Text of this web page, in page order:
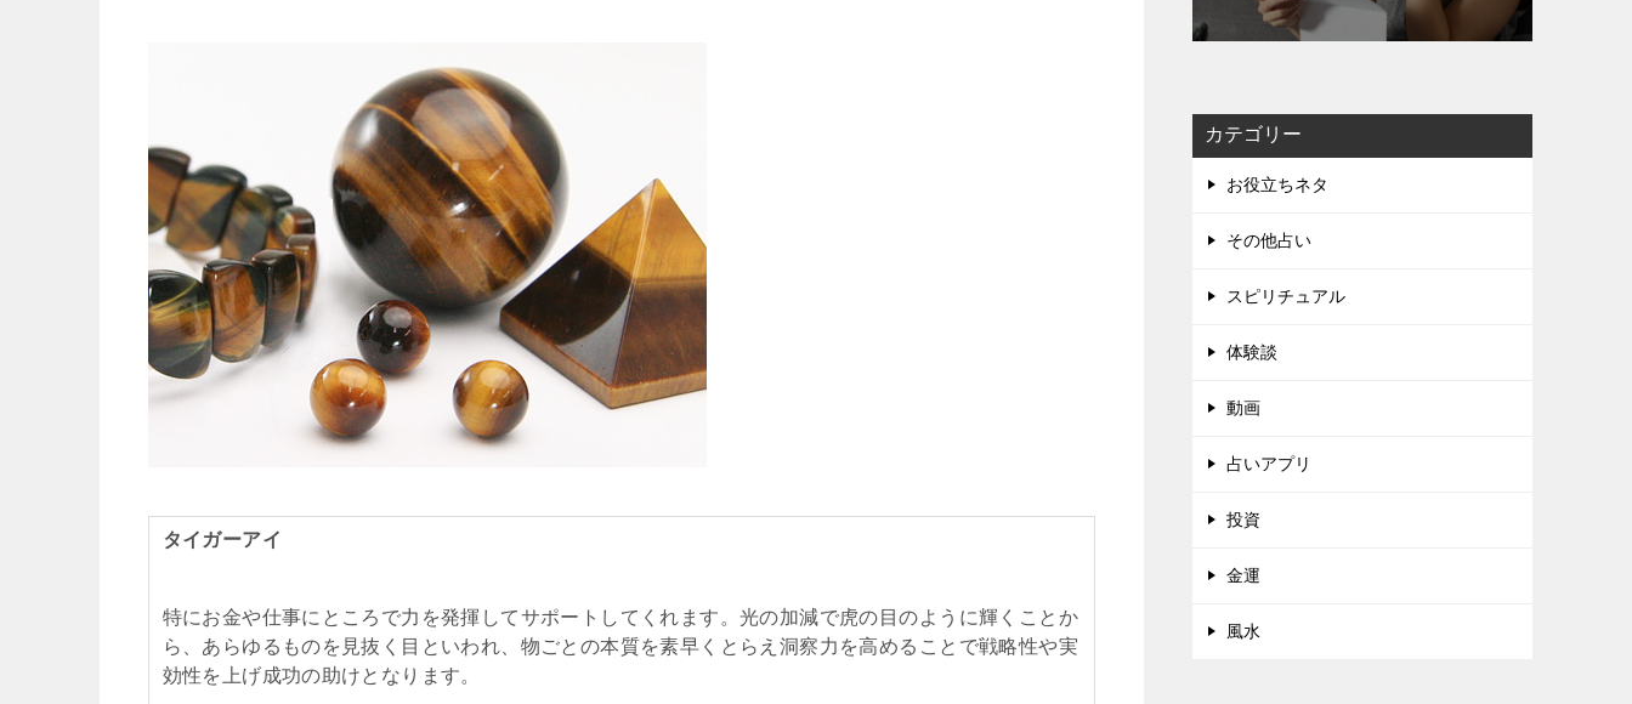
タイガーアイ
特にお金や仕事にところで力を発揮してサポートしてくれます。光の加減で虎の目のように輝くことか
ら、あらゆるものを見抜く目といわれ、物ごとの本質を素早くとらえ洞察力を高めることで戦略性や実
効性を上げ成功の助けとなります。
カテゴリー
お役立ちネタ
その他占い
スピリチュアル
体験談
動画
占いアプリ
投資
金運
風水